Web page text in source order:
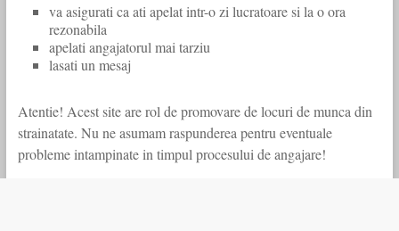
va asigurati ca ati apelat intr-o zi lucratoare si la o ora
rezonabila
apelati angajatorul mai tarziu
lasati un mesaj
Atentie! Acest site are rol de promovare de locuri de munca din
strainatate. Nu ne asumam raspunderea pentru eventuale
probleme intampinate in timpul procesului de angajare!